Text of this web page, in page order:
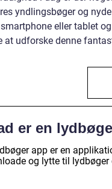
yndlingsbøger og
eller tablet
at udforske denne
er en
app er en
og lytte til